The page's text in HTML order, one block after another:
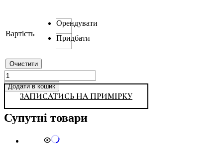
Вартість
Орендувати
Придбати
Очистити
2237
кількість
Додати в кошик
ЗАПИСАТИСЬ НА ПРИМІРКУ
Супутні товари